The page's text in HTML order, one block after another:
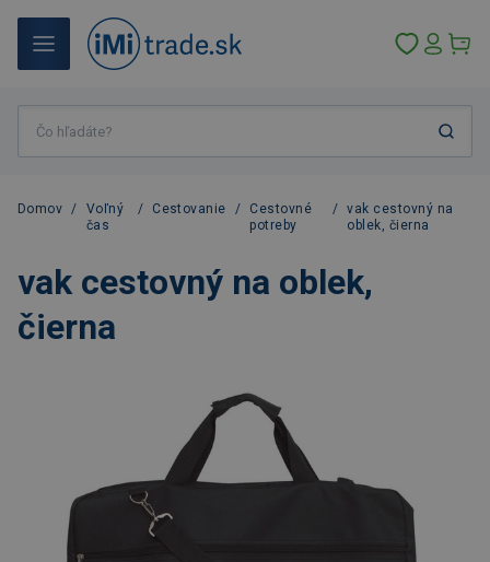
Domov /
Voľný
čas
/ Cestovanie /
Cestovné
potreby
/ vak cestovný na
oblek, čierna
vak cestovný na oblek,
čierna